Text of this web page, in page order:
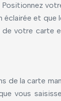
et
de votre
la carte
vous